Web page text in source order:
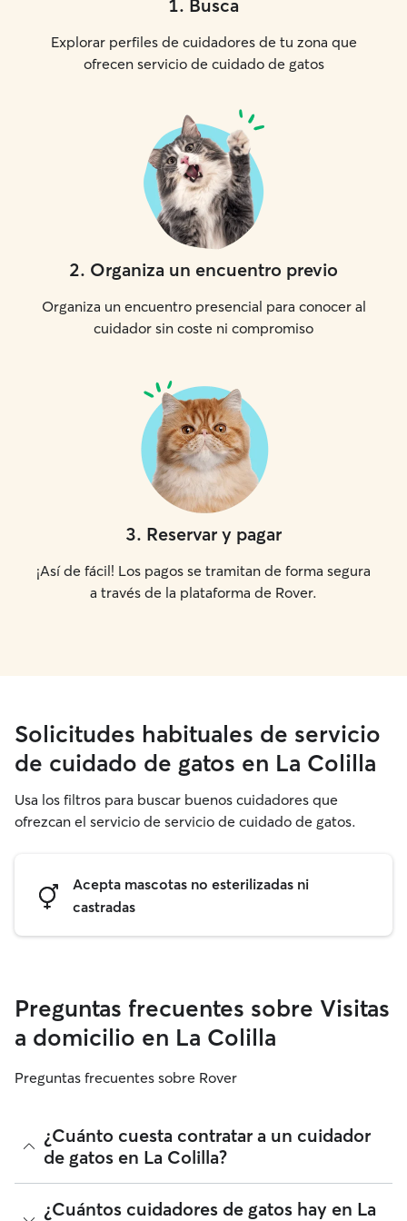
1. Busca
Explorar perfiles de cuidadores de tu zona que
ofrecen servicio de cuidado de gatos
2. Organiza un encuentro previo
Organiza un encuentro presencial para conocer al
cuidador sin coste ni compromiso
3. Reservar y pagar
¡Así de fácil! Los pagos se tramitan de forma segura
a través de la plataforma de Rover.
Solicitudes habituales de servicio
de cuidado de gatos en La Colilla
Usa los filtros para buscar buenos cuidadores que
ofrezcan el servicio de servicio de cuidado de gatos.
Acepta mascotas no esterilizadas ni
castradas
Preguntas frecuentes sobre Visitas
a domicilio en La Colilla
Preguntas frecuentes sobre Rover
¿Cuánto cuesta contratar a un cuidador
de gatos en La Colilla?
Los cuidadores de gatos de Rover tienen plena libertad para
¿Cuántos cuidadores de gatos hay en La